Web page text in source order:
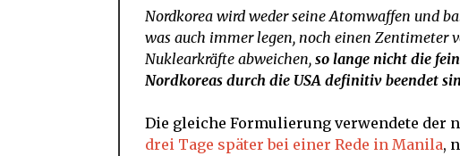
Nordkorea wird weder seine Atomwaffen und
was auch immer legen, noch einen Zentimeter
Nuklearkräfte abweichen, so lange nicht die
Nordkoreas durch die USA definitiv beendet
Die gleiche Formulierung verwendete der
drei Tage später bei einer Rede in Manila,